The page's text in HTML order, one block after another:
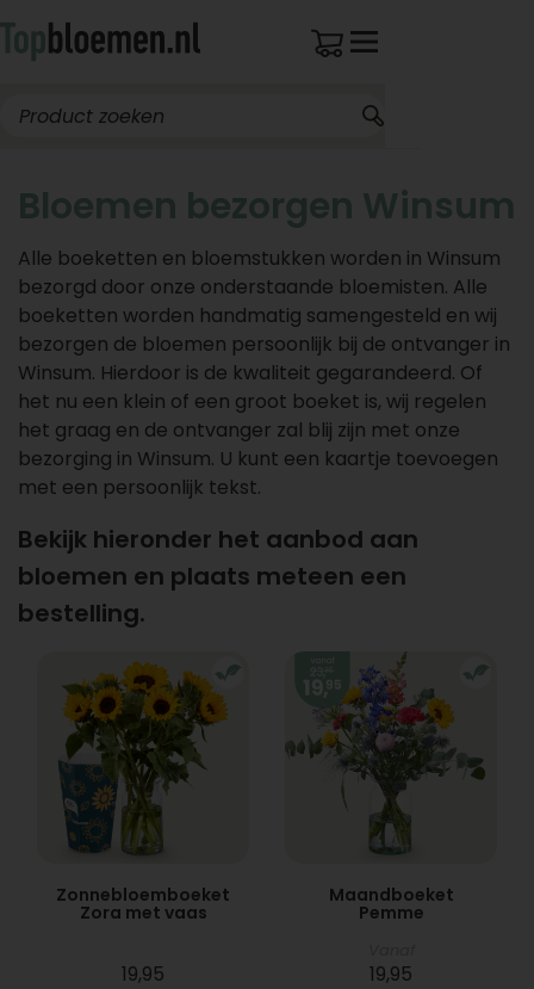
Bloemen bezorgen Winsum
Alle boeketten en bloemstukken worden in Winsum
bezorgd door onze onderstaande bloemisten. Alle
boeketten worden handmatig samengesteld en wij
bezorgen de bloemen persoonlijk bij de ontvanger in
Winsum. Hierdoor is de kwaliteit gegarandeerd. Of
het nu een klein of een groot boeket is, wij regelen
het graag en de ontvanger zal blij zijn met onze
bezorging in Winsum. U kunt een kaartje toevoegen
met een persoonlijk tekst.
Bekijk hieronder het aanbod aan
bloemen en plaats meteen een
bestelling.
Zonnebloemboeket
Zora met vaas
19,95
Maandboeket
Pemme
19,95